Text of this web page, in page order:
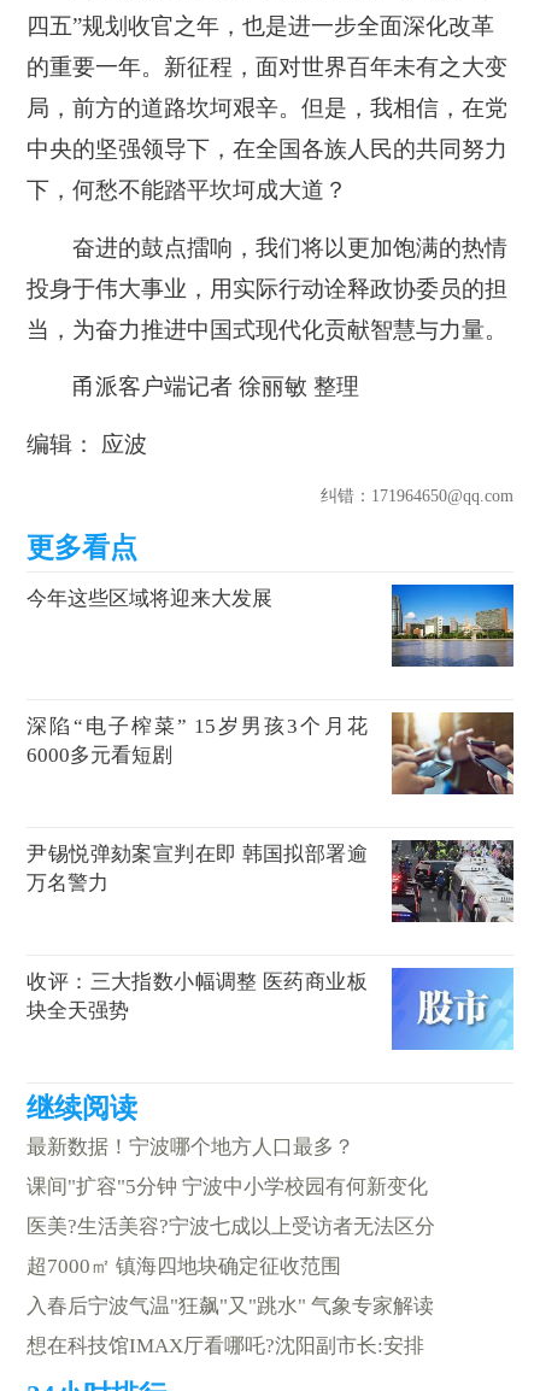
四五”规划收官之年，也是进一步全面深化改革
的重要一年。新征程，面对世界百年未有之大变
局，前方的道路坎坷艰辛。但是，我相信，在党
中央的坚强领导下，在全国各族人民的共同努力
下，何愁不能踏平坎坷成大道？
奋进的鼓点擂响，我们将以更加饱满的热情
投身于伟大事业，用实际行动诠释政协委员的担
当，为奋力推进中国式现代化贡献智慧与力量。
甬派客户端记者 徐丽敏 整理
编辑： 应波
纠错：171964650@qq.com
今年这些区域将迎来大发展
深陷“电子榨菜” 15岁男孩3个月花
6000多元看短剧
尹锡悦弹劾案宣判在即 韩国拟部署逾
万名警力
收评：三大指数小幅调整 医药商业板
块全天强势
最新数据！宁波哪个地方人口最多？
课间"扩容"5分钟 宁波中小学校园有何新变化
医美?生活美容?宁波七成以上受访者无法区分
超7000㎡ 镇海四地块确定征收范围
入春后宁波气温"狂飙"又"跳水" 气象专家解读
想在科技馆IMAX厅看哪吒?沈阳副市长:安排